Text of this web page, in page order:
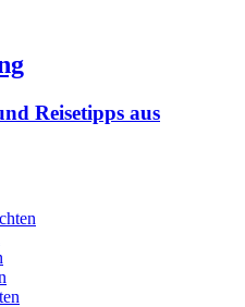
Reisetipps aus